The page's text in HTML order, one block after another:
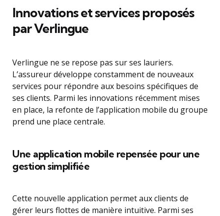
Innovations et services proposés
par Verlingue
Verlingue ne se repose pas sur ses lauriers.
L’assureur développe constamment de nouveaux
services pour répondre aux besoins spécifiques de
ses clients. Parmi les innovations récemment mises
en place, la refonte de l’application mobile du groupe
prend une place centrale.
Une application mobile repensée pour une
gestion simplifiée
Cette nouvelle application permet aux clients de
gérer leurs flottes de manière intuitive. Parmi ses